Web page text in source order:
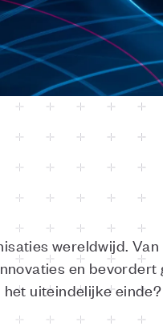
wereldwijd.
en bevordert
uiteindelijke